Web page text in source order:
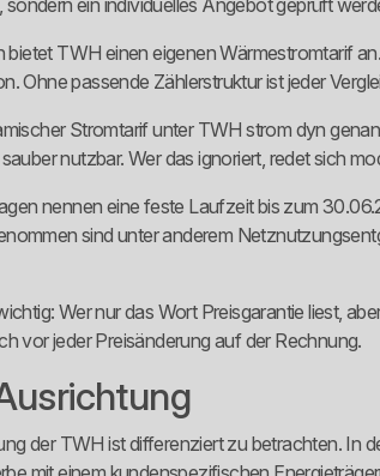
ein individuelles Angebot geprüft
bietet TWH einen eigenen Wärmestromtarif
Ohne passende Zählerstruktur ist jeder
Stromtarif unter TWH strom dyn
nutzbar. Wer das ignoriert, redet sich
nennen eine feste Laufzeit bis zum
sind unter anderem
Wer nur das Wort Preisgarantie liest,
vor jeder Preisänderung auf der Rechnung.
der TWH ist differenziert zu betrachten. In